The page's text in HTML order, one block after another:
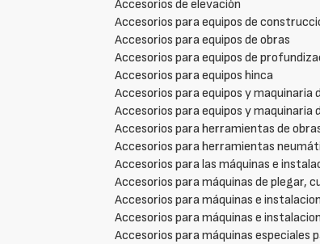
Accesorios de elevación
Accesorios para equipos de
Accesorios para equipos de obras
Accesorios para equipos de
Accesorios para equipos hinca
Accesorios para equipos y
Accesorios para equipos y
Accesorios para herramientas de
Accesorios para herramientas
Accesorios para las máquinas e
Accesorios para máquinas de plegar,
Accesorios para máquinas e
Accesorios para máquinas e
Accesorios para máquinas especiales